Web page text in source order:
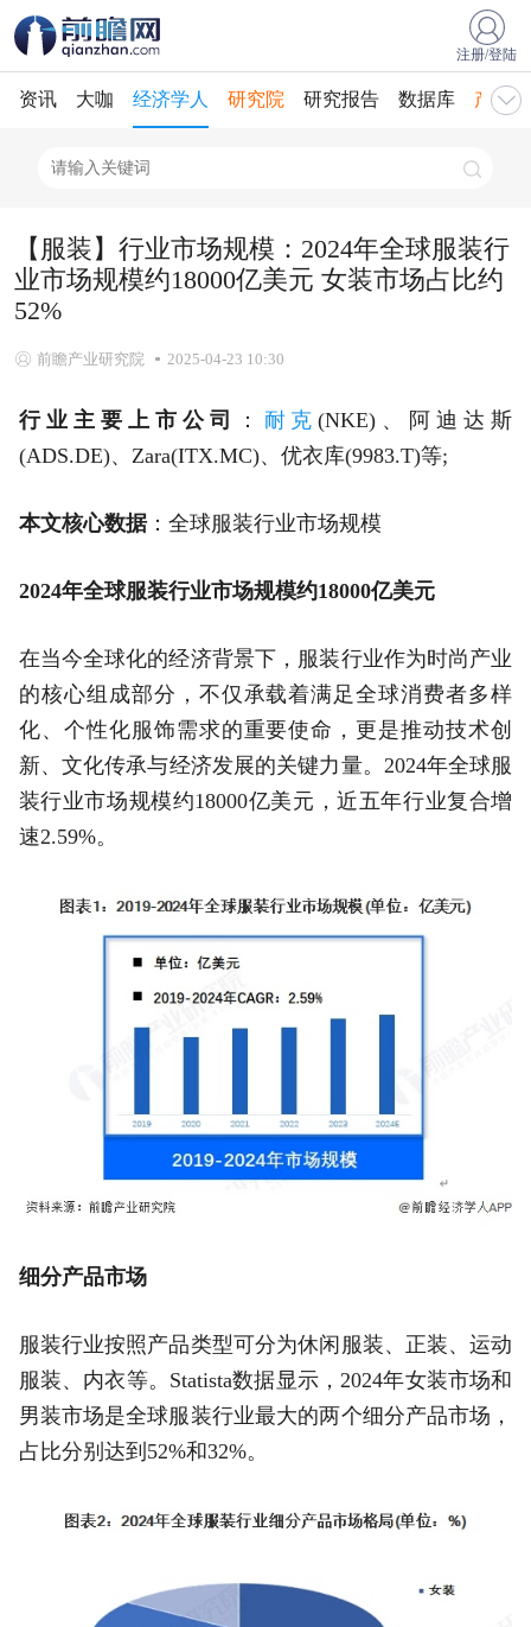
注册/登陆
资讯 大咖 经济学人 研究院 研究报告 数据库 产业
【服装】行业市场规模：2024年全球服装行
业市场规模约18000亿美元 女装市场占比约
52%
前瞻产业研究院 2025-04-23 10:30
行业主要上市公司 ： 耐克(NKE)、阿迪达斯
(ADS.DE)、Zara(ITX.MC)、优衣库(9983.T)等;
本文核心数据：全球服装行业市场规模
2024年全球服装行业市场规模约18000亿美元
在当今全球化的经济背景下，服装行业作为时尚产业
的核心组成部分，不仅承载着满足全球消费者多样
化、个性化服饰需求的重要使命，更是推动技术创
新、文化传承与经济发展的关键力量。2024年全球服
装行业市场规模约18000亿美元，近五年行业复合增
速2.59%。
细分产品市场
服装行业按照产品类型可分为休闲服装、正装、运动
服装、内衣等。Statista数据显示，2024年女装市场和
男装市场是全球服装行业最大的两个细分产品市场，
占比分别达到52%和32%。